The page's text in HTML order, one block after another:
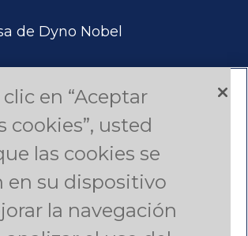
de Dyno Nobel
en “Aceptar
cookies”, usted
las cookies se
en su dispositivo
la navegación